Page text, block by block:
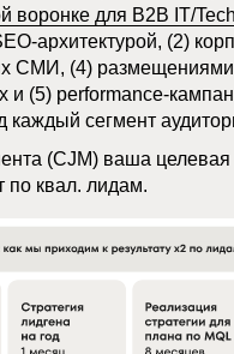
и клиент может
клиента.
чтобы
вашему бренду, и
Служите, а не
воронке для B2B IT/Tech
архитектурой, (2)
СМИ, (4)
и (5) performance-
каждый сегмент
(CJM) ваша целевая
по квал. лидам.